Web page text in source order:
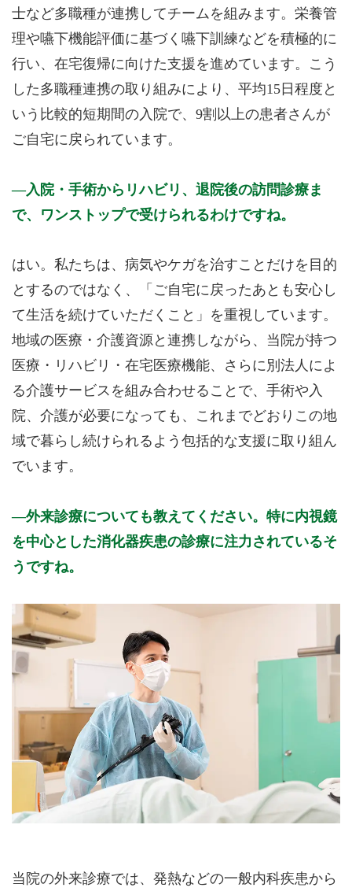
士など多職種が連携してチームを組みます。栄養管
理や嚥下機能評価に基づく嚥下訓練などを積極的に
行い、在宅復帰に向けた支援を進めています。こう
した多職種連携の取り組みにより、平均15日程度と
いう比較的短期間の入院で、9割以上の患者さんが
ご自宅に戻られています。
入院・手術からリハビリ、退院後の訪問診療ま
で、ワンストップで受けられるわけですね。
はい。私たちは、病気やケガを治すことだけを目的
とするのではなく、「ご自宅に戻ったあとも安心し
て生活を続けていただくこと」を重視しています。
地域の医療・介護資源と連携しながら、当院が持つ
医療・リハビリ・在宅医療機能、さらに別法人によ
る介護サービスを組み合わせることで、手術や入
院、介護が必要になっても、これまでどおりこの地
域で暮らし続けられるよう包括的な支援に取り組ん
でいます。
外来診療についても教えてください。特に内視鏡
を中心とした消化器疾患の診療に注力されているそ
うですね。
当院の外来診療では、発熱などの一般内科疾患から